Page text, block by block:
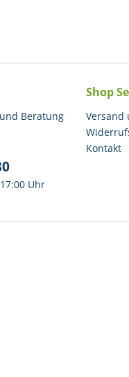
Beratung
Uhr
Shop
Versand
Kontakt